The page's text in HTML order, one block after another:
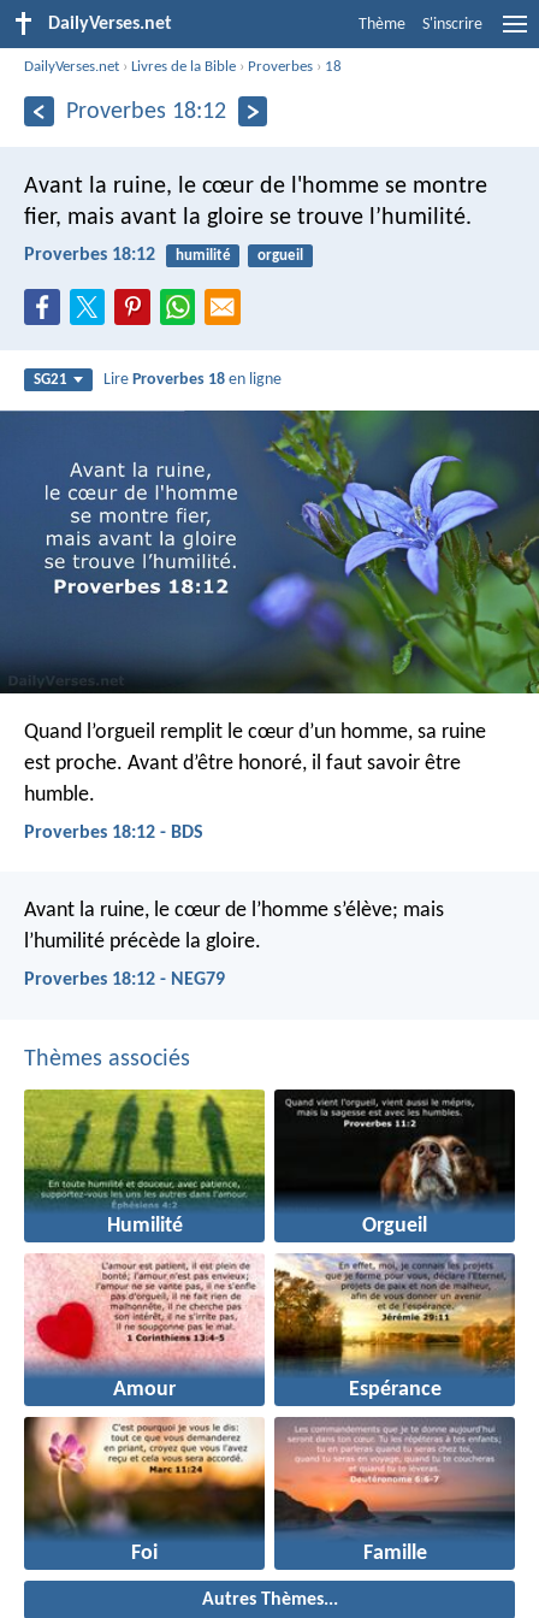
DailyVerses.net Thème S'inscrire
DailyVerses.net ›Livres de la Bible › Proverbes › 18
Proverbes 18:12
Avant la ruine, le cœur de l'homme se montre
fier, mais avant la gloire se trouve l’humilité.
Proverbes 18:12 humilité orgueil
SG21 LireProverbes 18 en ligne
Quand l’orgueil remplit le cœur d’un homme, sa ruine
est proche. Avant d’être honoré, il faut savoir être
humble.
Proverbes 18:12 - BDS
Avant la ruine, le cœur de l’homme s’élève; mais
l’humilité précède la gloire.
Proverbes 18:12 - NEG79
Thèmes associés
Humilité Orgueil
Amour Espérance
Foi Famille
Autres Thèmes...